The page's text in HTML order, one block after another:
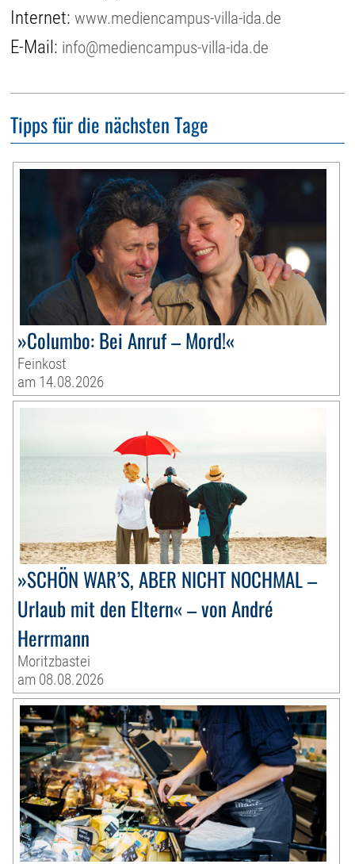
Internet:www.mediencampus-villa-ida.de
E-Mail: info@mediencampus-villa-ida.de
Tipps für die nächsten Tage
»Columbo: Bei Anruf – Mord!«
Feinkost
am 14.08.2026
»SCHÖN WAR’S, ABER NICHT NOCHMAL –
Urlaub mit den Eltern« – von André
Herrmann
Moritzbastei
am 08.08.2026